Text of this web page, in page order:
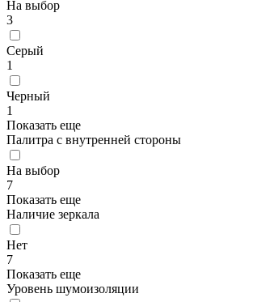
На выбор
3
Серый
1
Черный
1
Показать еще
Палитра с внутренней стороны
На выбор
7
Показать еще
Наличие зеркала
Нет
7
Показать еще
Уровень шумоизоляции